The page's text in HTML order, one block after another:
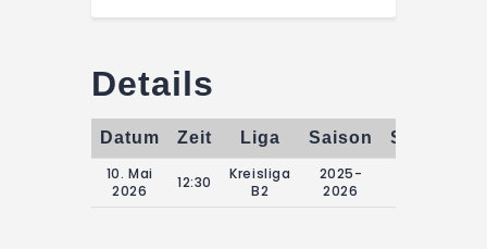
Details
Datum Zeit Liga Saison Spieltag
10. Mai
2026
12:30
Kreisliga
B2
2025-
2026